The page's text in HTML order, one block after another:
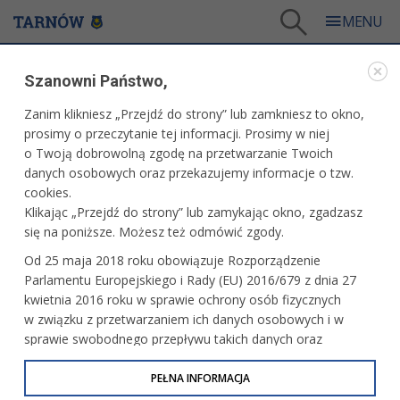
GALERIA - KULTURA 2013
XVII Ogólnopolski Festiwal Komedii "Talia"
- gala zakończenia Festiwalu
XXIII Międzynarodowa Galicyjska Jesień
Literacka
Kino "Marzenie" - koncert Dawida
Podsiadło "Comfort and Happiness Tour"
Szanowni Państwo,
Zanim klikniesz „Przejdź do strony” lub zamkniesz to okno,
prosimy o przeczytanie tej informacji. Prosimy w niej
o Twoją dobrowolną zgodę na przetwarzanie Twoich
danych osobowych oraz przekazujemy informacje o tzw.
cookies.
Klikając „Przejdź do strony” lub zamykając okno, zgadzasz
się na poniższe. Możesz też odmówić zgody.
Od 25 maja 2018 roku obowiązuje Rozporządzenie
Parlamentu Europejskiego i Rady (EU) 2016/679 z dnia 27
kwietnia 2016 roku w sprawie ochrony osób fizycznych
w związku z przetwarzaniem ich danych osobowych i w
sprawie swobodnego przepływu takich danych oraz
uchylenia dyrektywy 95/46/WE (określane jako RODO, GDPR
lub Ogólne Rozporządzenie o Ochronie Danych
PEŁNA INFORMACJA